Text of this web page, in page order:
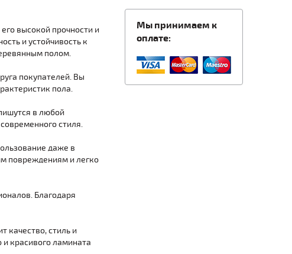
высокой прочности и
и устойчивость к
полом.
покупателей. Вы
пола.
в любой
стиля.
даже в
повреждениям и легко
Благодаря
качество, стиль и
красивого ламината
Мы принимаем к
оплате: